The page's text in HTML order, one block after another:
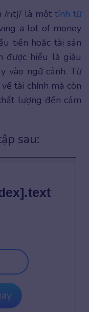
rɪtʃ/ là một tính từ
a lot of money
tiền hoặc tài sản
được hiểu là giàu
vào ngữ cảnh. Từ
tài chính mà còn
lượng đến cảm
sau: